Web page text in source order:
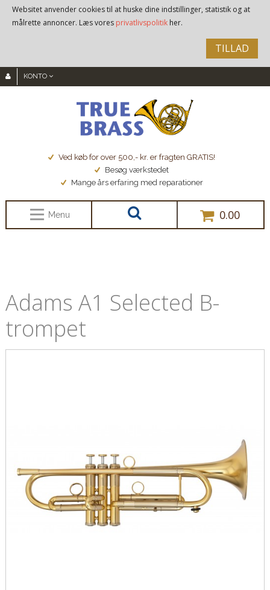
Websitet anvender cookies til at huske dine indstillinger, statistik og at
målrette annoncer. Læs vores privatlivspolitik her.
TILLAD
KONTO
Ved køb for over 500,- kr. er fragten GRATIS!
Besøg værkstedet
Mange års erfaring med reparationer
0.00
Menu
Adams A1 Selected B-
trompet